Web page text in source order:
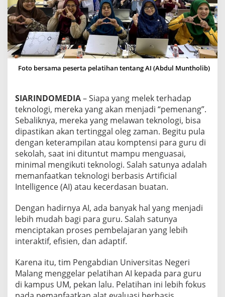
I
G
U
R
M
A
A
A
T
K
A
N
L
A
T
E
L
U
A
S
E
R
B
A
Foto bersama peserta pelatihan tentang AI (Abdul Muntholib)
SIARINDOMEDIA– Siapa yang melek terhadap
teknologi, mereka yang akan menjadi “pemenang”.
Sebaliknya, mereka yang melawan teknologi, bisa
dipastikan akan tertinggal oleg zaman. Begitu pula
dengan keterampilan atau komptensi para guru di
sekolah, saat ini dituntut mampu menguasai,
minimal mengikuti teknologi. Salah satunya adalah
memanfaatkan teknologi berbasis Artificial
Intelligence (AI) atau kecerdasan buatan.
Dengan hadirnya AI, ada banyak hal yang menjadi
lebih mudah bagi para guru. Salah satunya
menciptakan proses pembelajaran yang lebih
interaktif, efisien, dan adaptif.
Karena itu, tim Pengabdian Universitas Negeri
Malang menggelar pelatihan AI kepada para guru
di kampus UM, pekan lalu. Pelatihan ini lebih fokus